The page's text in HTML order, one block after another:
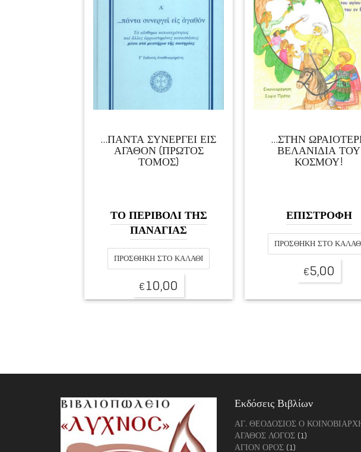
…ΠΑΝΤΑ ΣΥΝΕΡΓΕΙ ΕΙΣ
ΑΓΑΘΟΝ (ΠΡΩΤΟΣ
ΤΟΜΟΣ)
ΤΟ ΠΕΡΙΒΟΛΙ ΤΗΣ
ΠΑΝΑΓΙΑΣ
ΠΡΟΣΘΉΚΗ ΣΤΟ ΚΑΛΆΘΙ
€10,00
…ΣΤΗΝ
ΒΕΛΑΝΙΔΙΑ ΤΟΥ
ΚΟΣΜΟΥ!
ΕΠΙΣΤΡΟΦΗ
ΠΡΟΣΘΉΚΗ ΣΤΟ
€5,00
Εκδόσεις Βιβλίων
ΑΓ. ΘΕΟΔΟΣΙΟΣ Ο
ΑΓΑΘΟΣ ΛΟΓΟΣ (1)
ΑΓΙΟΝ ΟΡΟΣ (1)